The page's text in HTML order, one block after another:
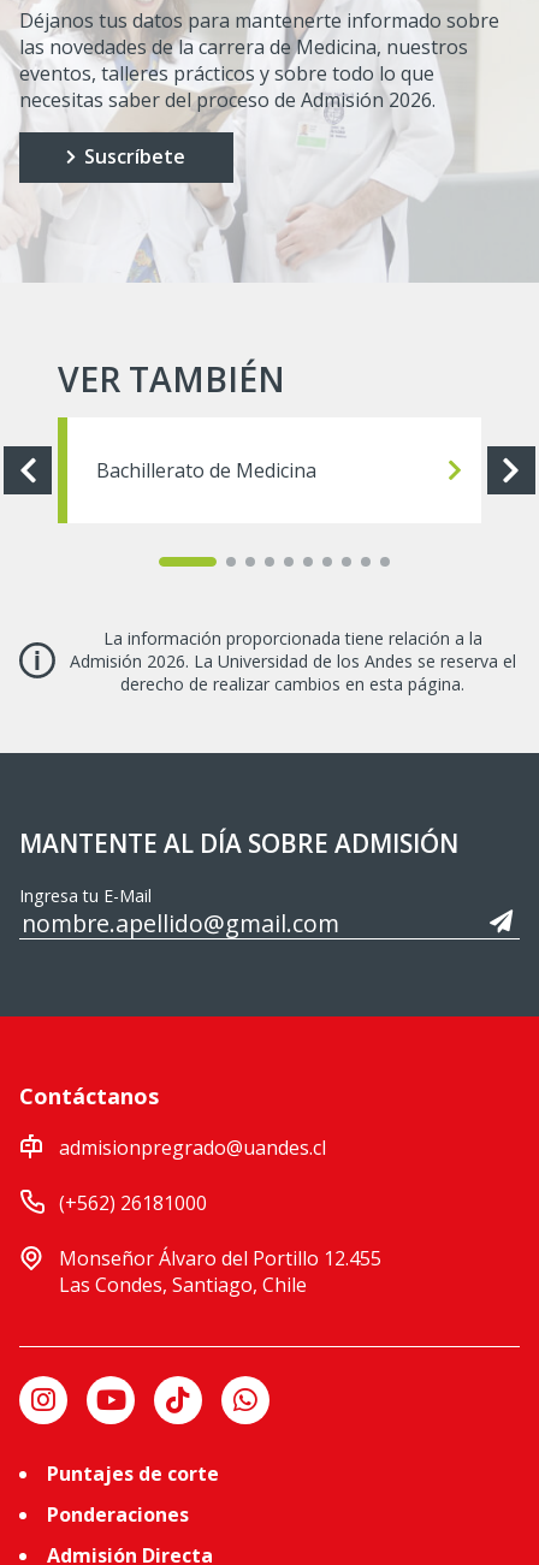
Déjanos tus datos para mantenerte informado sobre
las novedades de la carrera de Medicina, nuestros
eventos, talleres prácticos y sobre todo lo que
necesitas saber del proceso de Admisión 2026.
Suscríbete
VER TAMBIÉN
Bachillerato de Medicina
La información proporcionada tiene relación a la
Admisión 2026. La Universidad de los Andes se reserva el
derecho de realizar cambios en esta página.
MANTENTE AL DÍA SOBRE ADMISIÓN
Ingresa tu E-Mail
Contáctanos
admisionpregrado@uandes.cl
(+562) 26181000
Monseñor Álvaro del Portillo 12.455
Las Condes, Santiago, Chile
Puntajes de corte
Ponderaciones
Admisión Directa